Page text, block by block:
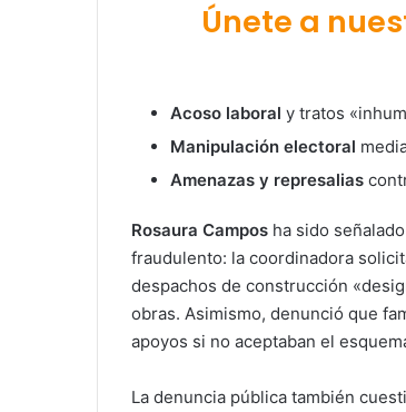
Únete a
Acoso laboral y tratos
Manipulación electoral
Amenazas y represalias
Rosaura Campos ha sido
fraudulento: la coordinadora
despachos de construcción
obras. Asimismo, denunció que
apoyos si no aceptaban el
La denuncia pública también